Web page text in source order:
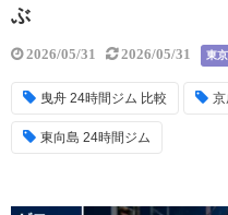
ぶ
2026/05/31 2026/05/31 東
曳舟 24時間ジム 比較
東向島 24時間ジム